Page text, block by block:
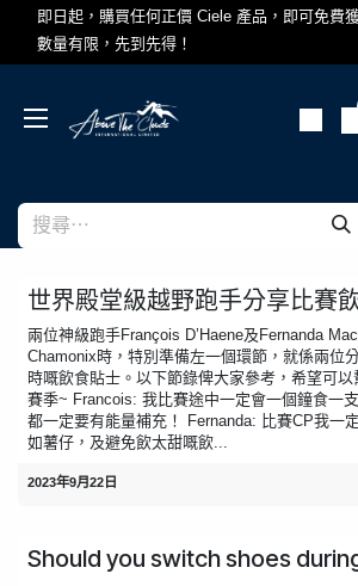
跳至內容即日起，購買任何正價 Ciele 產品，即可免費
數量有限，先到先得！
世界殿堂級越野跑手分享比賽
兩位神級跑手François D’Haene及Fernanda
Chamonix時，特別準備左一個環節，就係兩位
時嘅飲食貼士。以下節錄俾大家參考，希望可
賽季~ Francois: 我比賽途中一定會一個鐘食一
都一定要有能量補充！ Fernanda: 比賽CP我一
如薯仔，及避免飲太甜嘅飲...
2023年9月22日
Should you switch shoes